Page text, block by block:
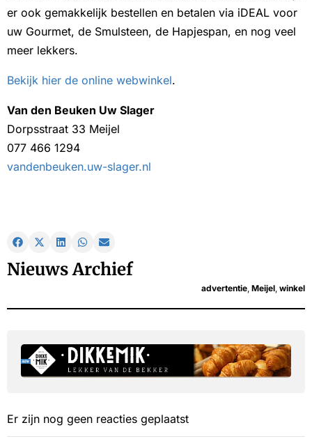
er ook gemakkelijk bestellen en betalen via iDEAL voor
uw Gourmet, de Smulsteen, de Hapjespan, en nog veel
meer lekkers.
Bekijk hier de online webwinkel.
Van den Beuken Uw Slager
Dorpsstraat 33 Meijel
077 466 1294
vandenbeuken.uw-slager.nl
Nieuws Archief
advertentie Meijel winkel
Er zijn nog geen reacties geplaatst